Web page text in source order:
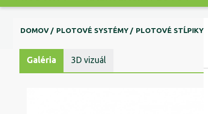
DOMOV PLOTOVÉ SYSTÉMY PLOTOVÉ STĹPIKY
Galéria 3D vizuál